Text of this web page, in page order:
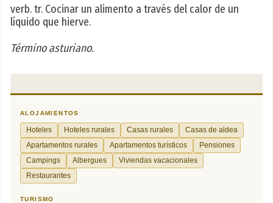
verb. tr. Cocinar un alimento a través del calor de un
líquido que hierve.
Término asturiano.